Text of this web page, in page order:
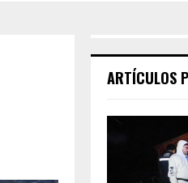
ARTÍCULOS